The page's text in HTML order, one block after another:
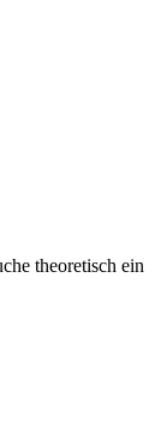
theoretisch ein